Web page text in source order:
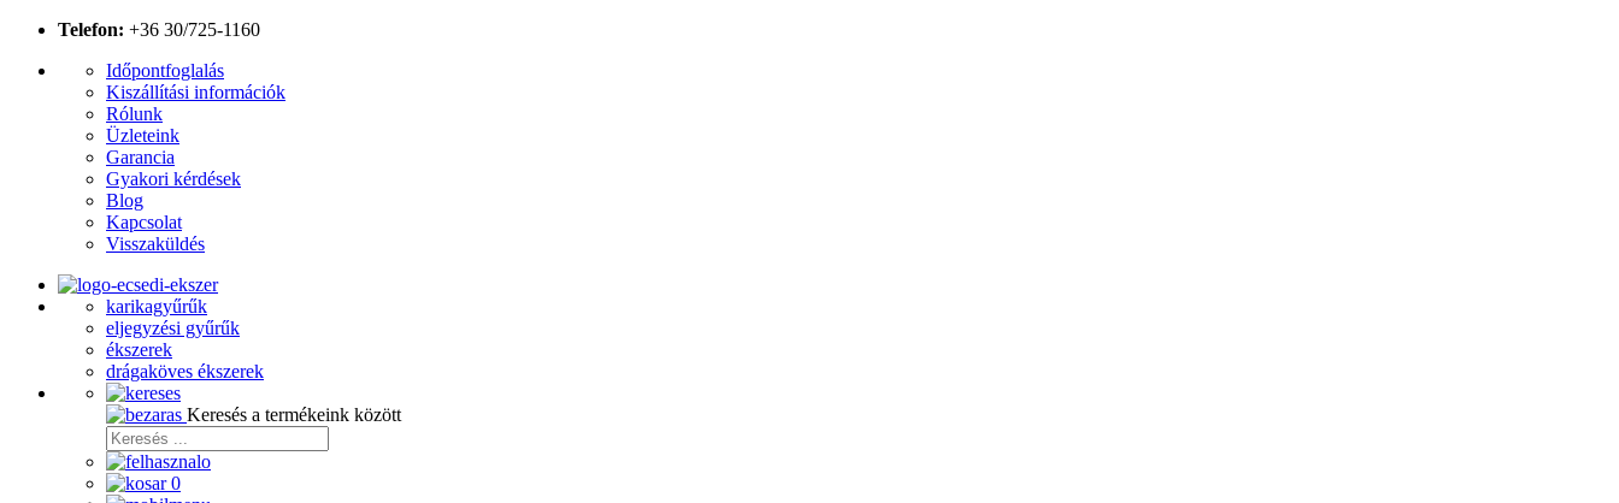
Telefon: +36 30/725-1160
Időpontfoglalás
Kiszállítási információk
Rólunk
Üzleteink
Garancia
Gyakori kérdések
Blog
Kapcsolat
Visszaküldés
karikagyűrűk
eljegyzési gyűrűk
ékszerek
drágaköves ékszerek
Keresés a termékeink között
0